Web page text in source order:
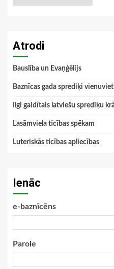
Atrodi
Bauslība un Evaņģēlijs
Baznīcas gada sprediķi vienuviet
Ilgi gaidītais latviešu sprediķu
Lasāmviela ticības spēkam
Luteriskās ticības apliecības
Ienāc
e-baznīcēns
Parole